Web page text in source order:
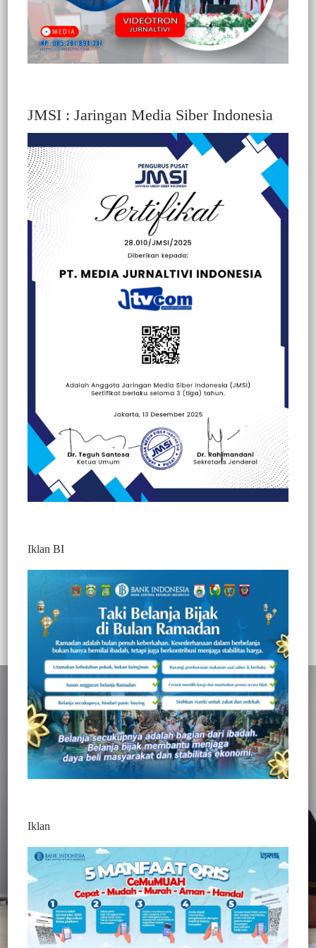
DPRD Enrekang Dorong Penguatan
BAZNAS, Minta Pengumpulan ZIS dari
ASN hingga Masyarakat Dimaksimalkan
Redaktur 3
2 Min Baca
Rabu, 3 Juni 2026
693
JMSI : Jaringan Media Siber Indonesia
Iklan BI
Iklan